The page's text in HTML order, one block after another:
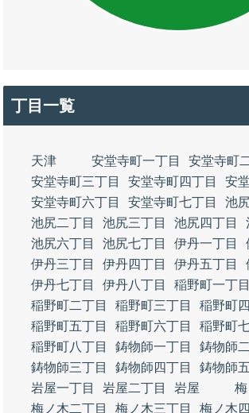
丁目一覧
天津 安堂寺町一丁目
安堂寺町
安堂寺町三丁目
安堂寺町四丁目
安
安堂寺町六丁目
安堂寺町七丁目
池
池尻二丁目
池尻三丁目 池尻四丁目
池尻六丁目
池尻七丁目 伊丹一丁目
伊丹三丁目
伊丹四丁目 伊丹五丁目
伊丹七丁目
伊丹八丁目
稲野町一丁目
稲野町二丁目
稲野町三丁目
稲野町
稲野町五丁目
稲野町六丁目
稲野町
稲野町八丁目
鋳物師一丁目
鋳物師
鋳物師三丁目
鋳物師四丁目
鋳物師
岩屋一丁目
岩屋二丁目 岩屋
梅ノ木二丁目
梅ノ木三丁目 梅ノ木